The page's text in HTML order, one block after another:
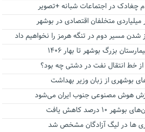
چغادک در اجتماعات شبانه +تصویر
متخلفان اقتصادی در بوشهر
مسیر دوم در تنگه هرمز را نخواهیم داد
بزرگ بوشهر تا بهار ۱۴۰۶
خط انتقال نفت در دشتی چه بود؟
بوشهری از زبان وزیر بهداشت
هوش مصنوعی جنوب ایران می‌شود
۱۰ درصد کاهش یافت
ها در لیگ آزادگان مشخص شد